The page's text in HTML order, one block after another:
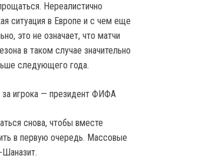
Нереалистично
ситуация в Европе и с чем еще
это не означает, что матчи
в таком случае значительно
следующего года.
за игрока — президент ФИФА
снова, чтобы вместе
в первую очередь. Массовые